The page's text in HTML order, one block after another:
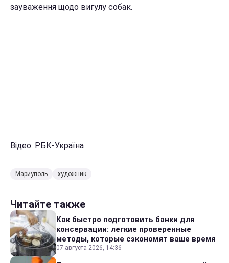
зауваження щодо вигулу собак.
Відео: РБК-Україна
Мариуполь художник
Читайте также
Как быстро подготовить банки для
консервации: легкие проверенные
методы, которые сэкономят ваше время
07 августа 2026, 14:36